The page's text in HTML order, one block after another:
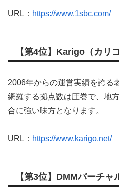
URL： https://www.1sbc.com/
【第4位】Karigo（カリゴ
2006年からの運営実績を誇る
網羅する拠点数は圧巻で、地
合に強い味方となります。
URL： https://www.karigo.net/
【第3位】DMMバーチャ